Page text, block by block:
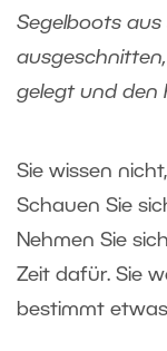
Segelboots
gelegt und den
Sie wissen
Schauen Sie
Nehmen Sie
Zeit dafür. Sie
bestimmt